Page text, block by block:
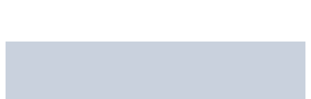
wariantów.